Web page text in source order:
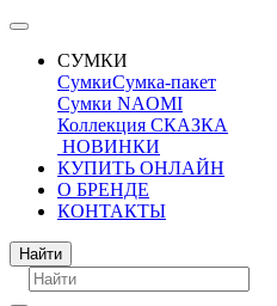
СУМКИ
СумкиСумка-пакет
Сумки NAOMI
Коллекция СКАЗКА
НОВИНКИ
КУПИТЬ ОНЛАЙН
О БРЕНДЕ
КОНТАКТЫ
Поиск
Найти